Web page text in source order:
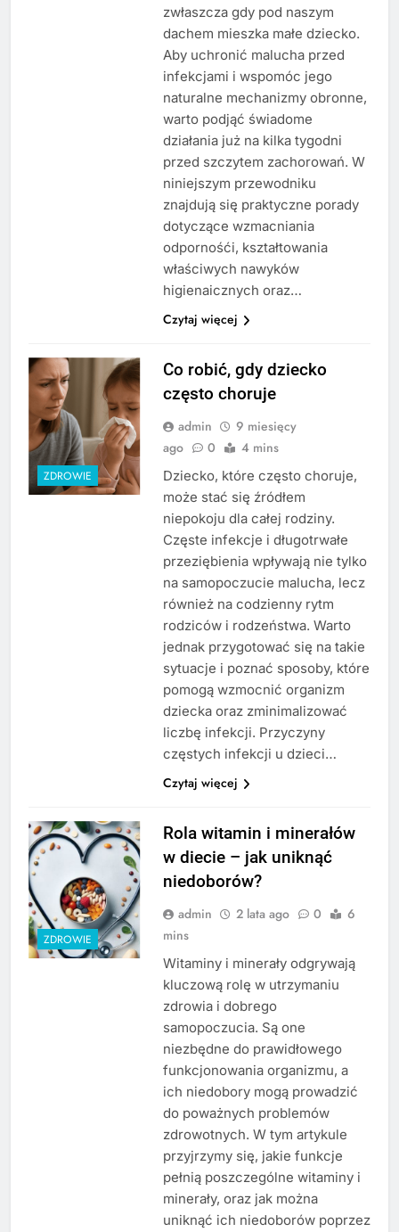
zwłaszcza gdy pod naszym
dachem mieszka małe dziecko.
Aby uchronić malucha przed
infekcjami i wspomóc jego
naturalne mechanizmy obronne,
warto podjąć świadome
działania już na kilka tygodni
przed szczytem zachorowań. W
niniejszym przewodniku
znajdują się praktyczne porady
dotyczące wzmacniania
odpornośći, kształtowania
właściwych nawyków
higienaicznych oraz…
Czytaj więcej
ZDROWIE
Co robić, gdy dziecko
często choruje
admin
9 miesięcy
ago
0 4 mins
Dziecko, które często choruje,
może stać się źródłem
niepokoju dla całej rodziny.
Częste infekcje i długotrwałe
przeziębienia wpływają nie tylko
na samopoczucie malucha, lecz
również na codzienny rytm
rodziców i rodzeństwa. Warto
jednak przygotować się na takie
sytuacje i poznać sposoby, które
pomogą wzmocnić organizm
dziecka oraz zminimalizować
liczbę infekcji. Przyczyny
częstych infekcji u dzieci…
Czytaj więcej
ZDROWIE
Rola witamin i minerałów
w diecie – jak uniknąć
niedoborów?
admin 2 lata ago 0
6
mins
Witaminy i minerały odgrywają
kluczową rolę w utrzymaniu
zdrowia i dobrego
samopoczucia. Są one
niezbędne do prawidłowego
funkcjonowania organizmu, a
ich niedobory mogą prowadzić
do poważnych problemów
zdrowotnych. W tym artykule
przyjrzymy się, jakie funkcje
pełnią poszczególne witaminy i
minerały, oraz jak można
uniknąć ich niedoborów poprzez